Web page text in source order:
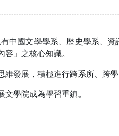
中國文學學系、歷史學系、資
」之核心知識。
發展，積極進行跨系所、跨學
學院成為學習重鎮。